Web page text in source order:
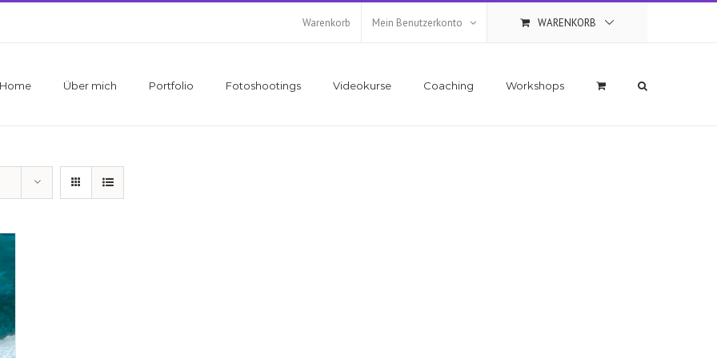
Warenkorb Mein Benutzerkonto WARENKORB
Home Über mich Portfolio Fotoshootings Videokurse Coaching Workshops